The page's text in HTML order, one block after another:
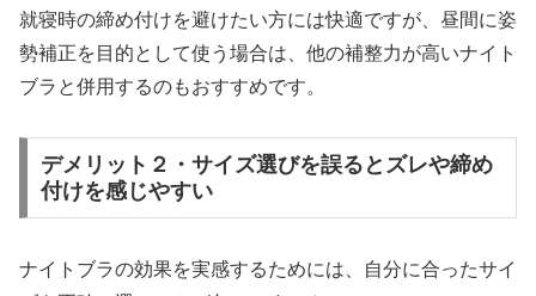
就寝時の締め付けを避けたい方には快適ですが、昼間に姿
勢補正を目的として使う場合は、他の補整力が高いナイト
ブラと併用するのもおすすめです。
デメリット２・サイズ選びを誤るとズレや締め
付けを感じやすい
ナイトブラの効果を実感するためには、自分に合ったサイ